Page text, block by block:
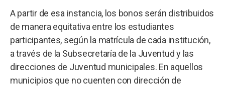
A partir de esa instancia, los bonos serán distribuidos
de manera equitativa entre los estudiantes
participantes, según la matrícula de cada institución,
a través de la Subsecretaría de la Juventud y las
direcciones de Juventud municipales. En aquellos
municipios que no cuenten con dirección de